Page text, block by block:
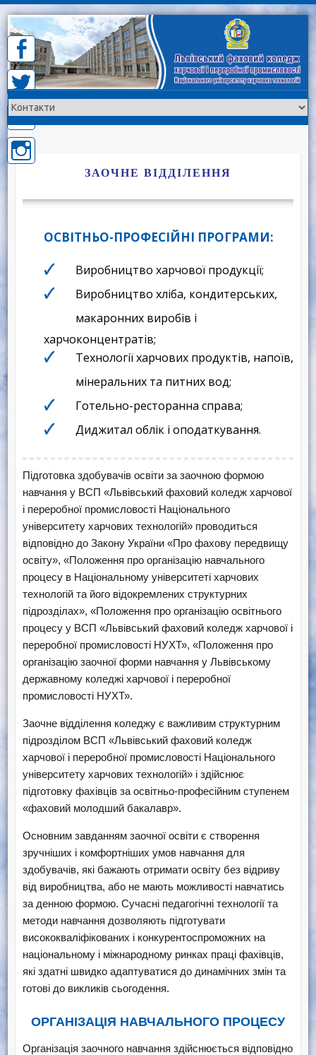
Skip
content
ЗАОЧНЕ ВІДДІЛЕННЯ
ОСВІТНЬО-ПРОФЕСІЙНІ ПРОГРАМИ:
Виробництво харчової продукції;
Виробництво хліба, кондитерських,
макаронних виробів і
харчоконцентратів;
Технології харчових продуктів, напоїв,
мінеральних та питних вод;
Готельно-ресторанна справа;
Диджитал облік і оподаткування.
Підготовка здобувачів освіти за заочною формою
навчання у ВСП «Львівський фаховий коледж харчової
і переробної промисловості Національного
університету харчових технологій» проводиться
відповідно до Закону України «Про фахову передвищу
освіту», «Положення про організацію навчального
процесу в Національному університеті харчових
технологій та його відокремлених структурних
підрозділах», «Положення про організацію освітнього
процесу у ВСП «Львівський фаховий коледж харчової і
переробної промисловості НУХТ», «Положення про
організацію заочної форми навчання у Львівському
державному коледжі харчової і переробної
промисловості НУХТ».
Заочне відділення коледжу є важливим структурним
підрозділом ВСП «Львівський фаховий коледж
харчової і переробної промисловості Національного
університету харчових технологій» і здійснює
підготовку фахівців за освітньо-професійним ступенем
«фаховий молодший бакалавр».
Основним завданням заочної освіти є створення
зручніших і комфортніших умов навчання для
здобувачів, які бажають отримати освіту без відриву
від виробництва, або не мають можливості навчатись
за денною формою. Сучасні педагогічні технології та
методи навчання дозволяють підготувати
висококваліфікованих і конкурентоспроможних на
національному і міжнародному ринках праці фахівців,
які здатні швидко адаптуватися до динамічних змін та
готові до викликів сьогодення.
ОРГАНІЗАЦІЯ НАВЧАЛЬНОГО ПРОЦЕСУ
Організація заочного навчання здійснюється відповідно